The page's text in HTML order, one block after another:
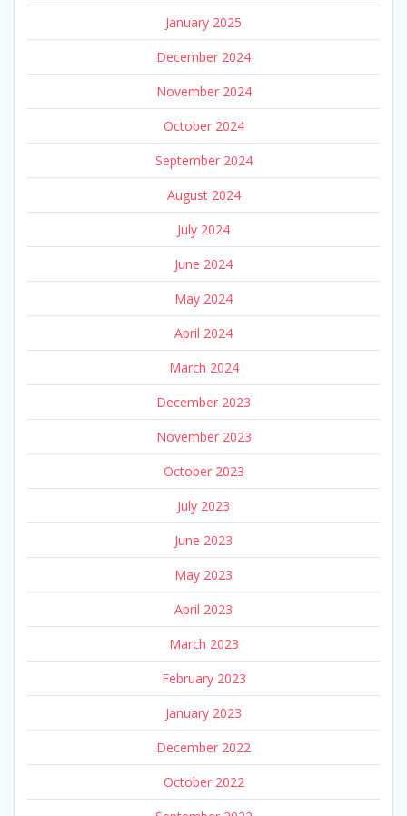
January 2025
December 2024
November 2024
October 2024
September 2024
August 2024
July 2024
June 2024
May 2024
April 2024
March 2024
December 2023
November 2023
October 2023
July 2023
June 2023
May 2023
April 2023
March 2023
February 2023
January 2023
December 2022
October 2022